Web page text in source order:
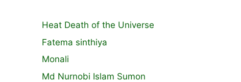
Heat Death of the Universe
Fatema sinthiya
Monali
Md Nurnobi Islam Sumon